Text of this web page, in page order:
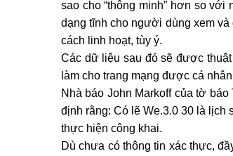
sao cho “thông minh” hơn so
dạng tĩnh cho người dùng xem
cách linh hoạt, tùy ý.
Các dữ liệu sau đó sẽ được
làm cho trang mạng được cá
Nhà báo John Markoff của tờ
định rằng: Có lẽ We.3.0 30 là
thực hiện công khai.
Dù chưa có thông tin xác thực,